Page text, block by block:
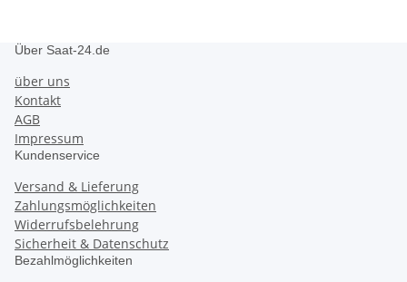
Über Saat-24.de
über uns
Kontakt
AGB
Impressum
Kundenservice
Versand & Lieferung
Zahlungsmöglichkeiten
Widerrufsbelehrung
Sicherheit & Datenschutz
Bezahlmöglichkeiten